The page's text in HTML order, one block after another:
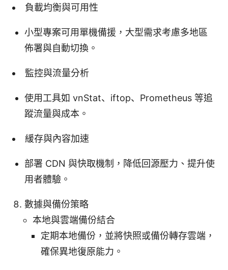
負載均衡與可用性
小型專案可用單機備援，大型需求考慮多地區
佈署與自動切換。
監控與流量分析
使用工具如 vnStat、iftop、Prometheus 等追
蹤流量與成本。
緩存與內容加速
部署 CDN 與快取機制，降低回源壓力、提升使
用者體驗。
數據與備份策略
本地與雲端備份結合
定期本地備份，並將快照或備份轉存雲端，
確保異地復原能力。